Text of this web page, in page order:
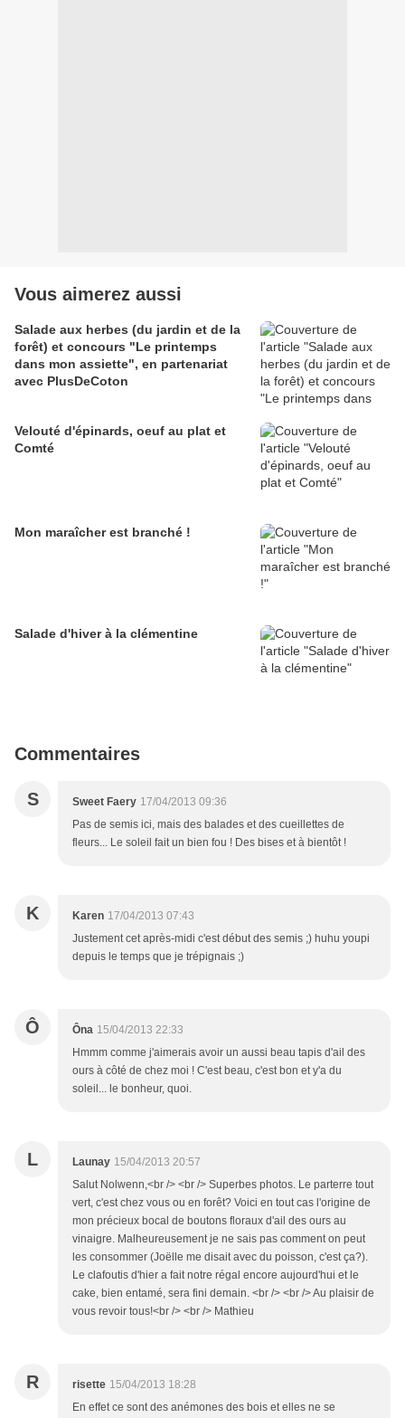
Vous aimerez aussi
Salade aux herbes (du jardin et de la
forêt) et concours "Le printemps
dans mon assiette", en partenariat
avec PlusDeCoton
Velouté d'épinards, oeuf au plat et
Comté
Mon maraîcher est branché !
Salade d'hiver à la clémentine
Commentaires
S Sweet Faery 17/04/2013 09:36
Pas de semis ici, mais des balades et des cueillettes de
fleurs... Le soleil fait un bien fou ! Des bises et à bientôt !
K Karen 17/04/2013 07:43
Justement cet après-midi c'est début des semis ;) huhu youpi
depuis le temps que je trépignais ;)
Ô Ôna 15/04/2013 22:33
Hmmm comme j'aimerais avoir un aussi beau tapis d'ail des
ours à côté de chez moi ! C'est beau, c'est bon et y'a du
soleil... le bonheur, quoi.
L Launay 15/04/2013 20:57
Salut Nolwenn,<br /> <br /> Superbes photos. Le parterre tout
vert, c'est chez vous ou en forêt? Voici en tout cas l'origine de
mon précieux bocal de boutons floraux d'ail des ours au
vinaigre. Malheureusement je ne sais pas comment on peut
les consommer (Joëlle me disait avec du poisson, c'est ça?).
Le clafoutis d'hier a fait notre régal encore aujourd'hui et le
cake, bien entamé, sera fini demain. <br /> <br /> Au plaisir de
vous revoir tous!<br /> <br /> Mathieu
R risette 15/04/2013 18:28
En effet ce sont des anémones des bois et elles ne se